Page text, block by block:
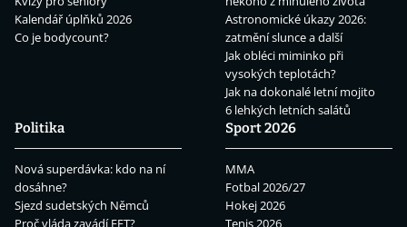
Kalendář úplňků 2026
Co je bodycount?
Astronomické úkazy 2026:
zatmění slunce a další
Jak obléci miminko při
vysokých teplotách?
Jak na dokonalé letní mojito
6 lehkých letních salátů
Politika
Nová superdávka: kdo na ní
dosáhne?
Sjezd sudetských Němců
Proč vláda zavádí EET?
Sport 2026
MMA
Fotbal 2026/27
Hokej 2026
Tenis 2026